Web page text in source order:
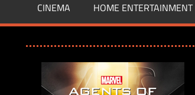
CINEMA HOME ENTERTAINMENT